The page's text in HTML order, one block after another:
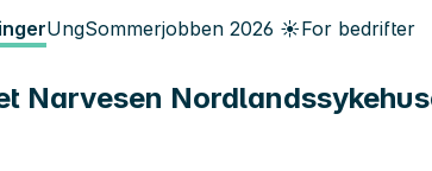
UngSommerjobben 2026 ☀️For bedrifter
Narvesen